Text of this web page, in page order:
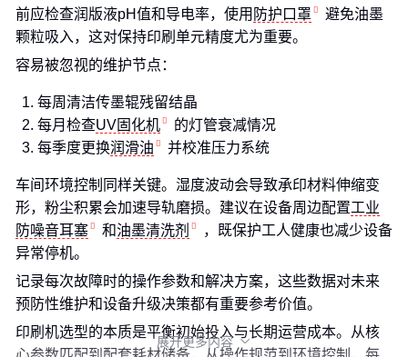
前应检查润版液pH值和导电率，使用 防护口罩
避免油墨
颗粒吸入，这对保持印刷单元精度尤为重要。
容易被忽视的维护节点：
每周清洁传墨辊残留结晶
每月检查UV固化机
的灯管衰减情况
每季度更换润滑油 并校准压力系统
车间环境控制同样关键。湿度波动会导致承印材料伸缩变
形，粉尘积累会加速导轨磨损。建议在设备周边配置工业
防噪音耳塞
和油墨清洗剂
，既保护工人健康也减少设备
异常停机。
记录每次故障时的操作参数和解决方案，这些数据对未来
预防性维护和设备升级决策都有重要参考价值。
印刷机选型的本质是平衡初始投入与长期运营成本。从核
展开更多内容 